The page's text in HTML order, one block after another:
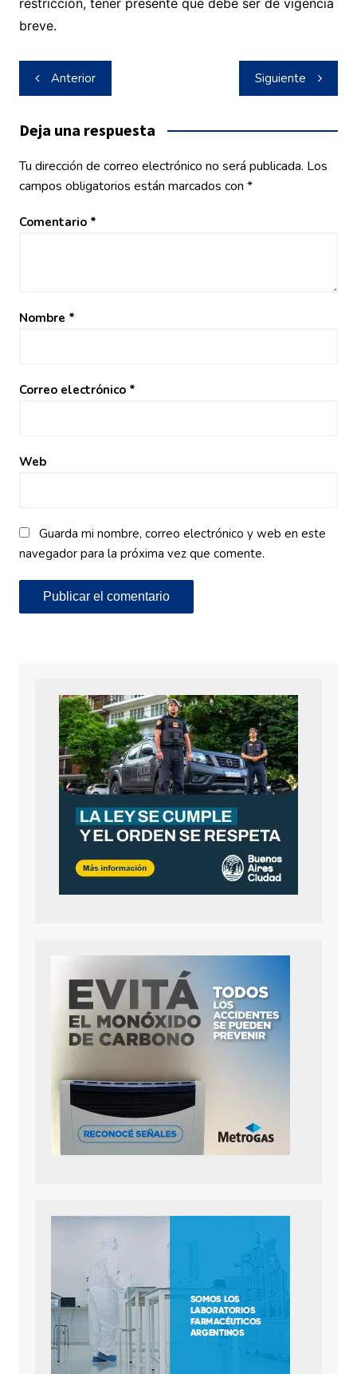
restricción, tener presente que debe ser de vigencia
breve.
Navegación
de
entradas
Anterior Siguiente
Deja una respuesta
Tu dirección de correo electrónico no será publicada. Los
campos obligatorios están marcados con *
Comentario *
Nombre *
Correo electrónico *
Web
Guarda mi nombre, correo electrónico y web en este
navegador para la próxima vez que comente.